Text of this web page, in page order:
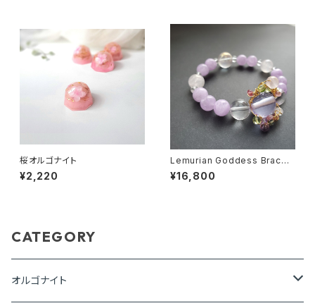
桜オルゴナイト
¥2,220
Lemurian Goddess Bracel
et
¥16,800
CATEGORY
オルゴナイト